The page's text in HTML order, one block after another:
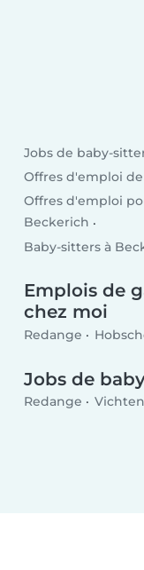
Jobs de baby-
Offres d'emploi
Offres d'emploi
Beckerich
Baby-sitters à
Emplois de
chez moi
Redange
Jobs de
Redange Vichten